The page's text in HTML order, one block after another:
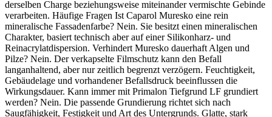
derselben Charge beziehungsweise miteinander vermischte Gebinde
verarbeiten. Häufige Fragen Ist Caparol Muresko eine rein
mineralische Fassadenfarbe? Nein. Sie besitzt einen mineralischen
Charakter, basiert technisch aber auf einer Silikonharz- und
Reinacrylatdispersion. Verhindert Muresko dauerhaft Algen und
Pilze? Nein. Der verkapselte Filmschutz kann den Befall
langanhaltend, aber nur zeitlich begrenzt verzögern. Feuchtigkeit,
Gebäudelage und vorhandener Befallsdruck beeinflussen die
Wirkungsdauer. Kann immer mit Primalon Tiefgrund LF grundiert
werden? Nein. Die passende Grundierung richtet sich nach
Saugfähigkeit, Festigkeit und Art des Untergrunds. Glatte, stark